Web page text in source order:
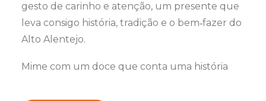
gesto de carinho e atenção, um presente que
leva consigo história, tradição e o bem‑fazer do
Alto Alentejo.
Mime com um doce que conta uma história